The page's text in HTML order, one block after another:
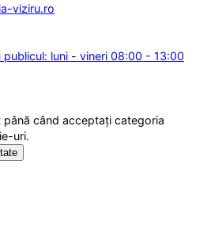
viziru.ro
publicul: luni - vineri 08:00 - 13:00
când acceptați categoria
uri.